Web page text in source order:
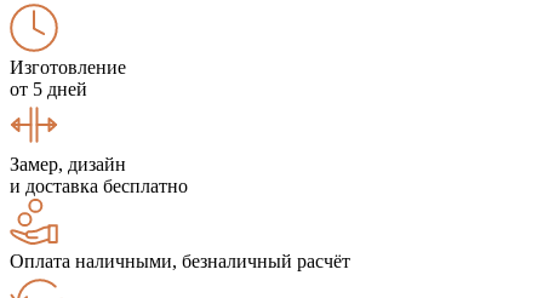
Изготовление
от 5 дней
Замер, дизайн
и доставка бесплатно
Оплата наличными, безналичный расчёт